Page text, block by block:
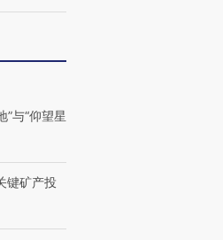
”与“仰望星
键矿产投